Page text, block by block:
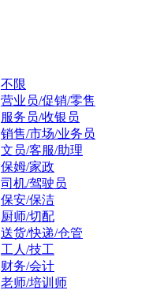
不限
营业员/促销/零售
服务员/收银员
销售/市场/业务员
文员/客服/助理
保姆/家政
司机/驾驶员
保安/保洁
厨师/切配
送货/快递/仓管
工人/技工
财务/会计
老师/培训师